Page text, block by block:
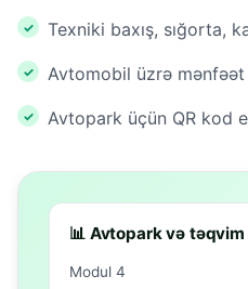
Texniki baxış, sığorta,
Avtomobil üzrə mənfəət
Avtopark üçün QR kod
📊 Avtopark və təqvim
Modul 4